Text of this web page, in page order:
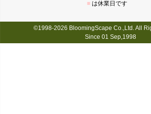
©1998-2026 BloomingScape Co.,Ltd. All
Since 01 Sep,1998